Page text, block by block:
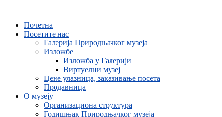
contentПочетна
Посетите нас
Галерија Природњачког музеја
Изложбе
Изложба у Галерији
Виртуелни музеј
Цене улазница, заказивање посета
Продавница
О музеју
Организациона структура
Годишњак Природњачког музеја